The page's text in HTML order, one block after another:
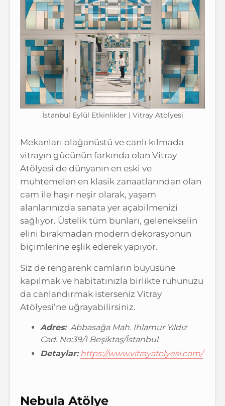
İstanbul Eylül Etkinlikler | Vitray Atölyesi
Mekanları olağanüstü ve canlı kılmada
vitrayın gücünün farkında olan Vitray
Atölyesi de dünyanın en eski ve
muhtemelen en klasik zanaatlarından olan
cam ile haşır neşir olarak, yaşam
alanlarınızda sanata yer açabilmenizi
sağlıyor. Üstelik tüm bunları, gelenekselin
elini bırakmadan modern dekorasyonun
biçimlerine eşlik ederek yapıyor.
Siz de rengarenk camların büyüsüne
kapılmak ve habitatınızla birlikte ruhunuzu
da canlandırmak isterseniz Vitray
Atölyesi’ne uğrayabilirsiniz.
Adres:Abbasağa Mah. Ihlamur Yıldız
Cad. No:39/1 Beşiktaş/İstanbul
Detaylar: https://www.vitrayatolyesi.com/
Nebula Atölye